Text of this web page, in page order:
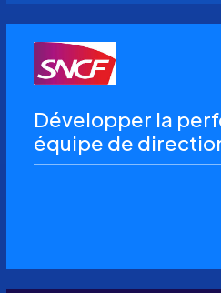
Développer la
équipe de